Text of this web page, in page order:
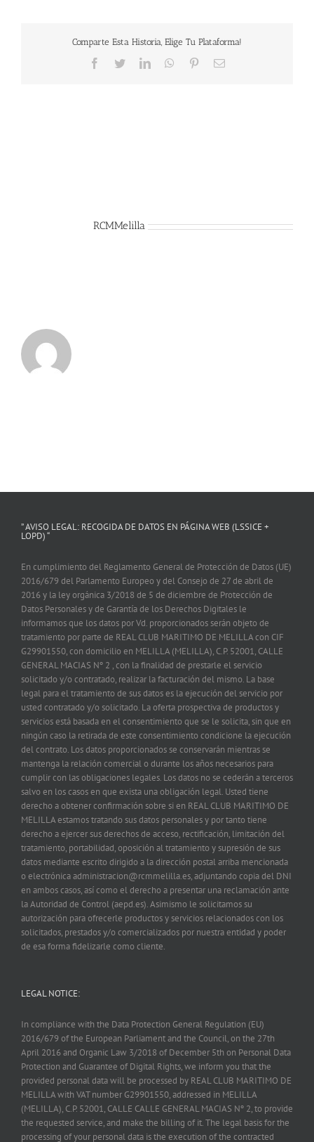
Comparte Esta Historia, Elige Tu Plataforma!
Facebook
TwitterLinkedInWhatsApp
PinterestCorreo
RCMMelilla
” AVISO LEGAL: RECOGIDA DE DATOS EN PÁGINA WEB (LSSICE +
LOPD) “
En cumplimiento del Reglamento General de Protección de Datos (UE)
2016/679 del Parlamento Europeo y del Consejo de 27 de abril de
2016 y la ley orgánica 3/2018 de 5 de diciembre de Protección de
Datos Personales y de Garantía de los Derechos Digitales le
informamos que los datos por Vd. proporcionados serán objeto de
tratamiento por parte de REAL CLUB MARITIMO DE MELILLA con CIF
G29901550, con domicilio en MELILLA (MELILLA), C.P. 52001, CALLE
GENERAL MACIAS Nº 2 , con la finalidad de prestarle el servicio
solicitado y/o contratado, realizar la facturación del mismo. La base
legal para el tratamiento de sus datos es la ejecución del servicio por
usted contratado y/o solicitado. La oferta prospectiva de productos y
servicios está basada en el consentimiento que se le solicita, sin que en
ningún caso la retirada de este consentimiento condicione la ejecución
del contrato. Los datos proporcionados se conservarán mientras se
mantenga la relación comercial o durante los años necesarios para
cumplir con las obligaciones legales. Los datos no se cederán a terceros
salvo en los casos en que exista una obligación legal. Usted tiene
derecho a obtener confirmación sobre si en REAL CLUB MARITIMO DE
MELILLA estamos tratando sus datos personales y por tanto tiene
derecho a ejercer sus derechos de acceso, rectificación, limitación del
tratamiento, portabilidad, oposición al tratamiento y supresión de sus
datos mediante escrito dirigido a la dirección postal arriba mencionada
o electrónica administracion@rcmmelilla.es, adjuntando copia del DNI
en ambos casos, así como el derecho a presentar una reclamación ante
la Autoridad de Control (aepd.es). Asimismo le solicitamos su
autorización para ofrecerle productos y servicios relacionados con los
solicitados, prestados y/o comercializados por nuestra entidad y poder
de esa forma fidelizarle como cliente.
LEGAL NOTICE:
In compliance with the Data Protection General Regulation (EU)
2016/679 of the European Parliament and the Council, on the 27th
April 2016 and Organic Law 3/2018 of December 5th on Personal Data
Protection and Guarantee of Digital Rights, we inform you that the
provided personal data will be processed by REAL CLUB MARITIMO DE
MELILLA with VAT number G29901550, addressed in MELILLA
(MELILLA), C.P. 52001, CALLE CALLE GENERAL MACIAS Nº 2, to provide
the requested service, and make the billing of it. The legal basis for the
processing of your personal data is the execution of the contracted